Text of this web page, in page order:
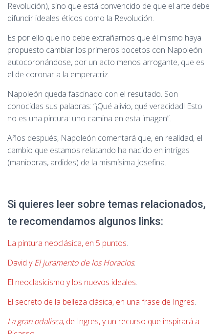
Revolución), sino que está convencido de que el arte debe
difundir ideales éticos como la Revolución.
Es por ello que no debe extrañarnos que él mismo haya
propuesto cambiar los primeros bocetos con Napoleón
autocoronándose, por un acto menos arrogante, que es
el de coronar a la emperatriz.
Napoleón queda fascinado con el resultado. Son
conocidas sus palabras: “¡Qué alivio, qué veracidad! Esto
no es una pintura: uno camina en esta imagen”.
Años después, Napoleón comentará que, en realidad, el
cambio que estamos relatando ha nacido en intrigas
(maniobras, ardides) de la mismísima Josefina.
Si quieres leer sobre temas relacionados,
te recomendamos algunos links:
La pintura neoclásica, en 5 puntos.
David yEl juramento de los Horacios.
El neoclasicismo y los nuevos ideales.
El secreto de la belleza clásica, en una frase de Ingres.
La gran odalisca, de Ingres, y un recurso que inspirará a